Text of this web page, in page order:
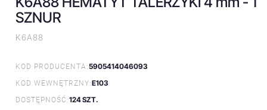
SZNUR
K6A88
KOD PRODUCENTA:5905414046093
KOD WEWNĘTRZNY:E103
DOSTĘPNOŚĆ:124 SZT.